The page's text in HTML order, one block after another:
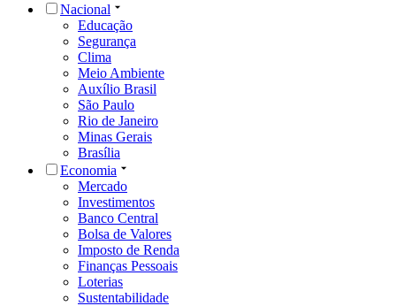
Nacional
Educação
Segurança
Clima
Meio Ambiente
Auxílio Brasil
São Paulo
Rio de Janeiro
Minas Gerais
Brasília
Economia
Mercado
Investimentos
Banco Central
Bolsa de Valores
Imposto de Renda
Finanças Pessoais
Loterias
Sustentabilidade